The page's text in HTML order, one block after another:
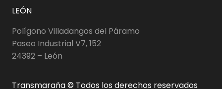
LEÓN
Polígono Villadangos del Páramo
Paseo Industrial V7, 152
24392 – León
Transmaraña © Todos los derechos reservados